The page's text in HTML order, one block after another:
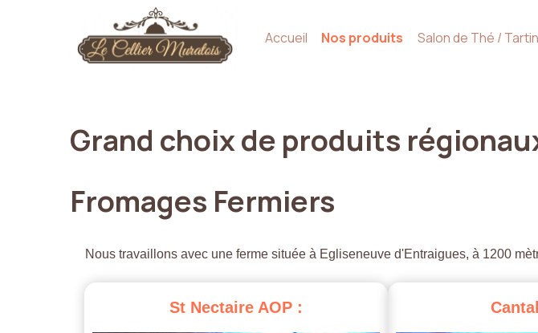
Accueil Nos produits Salon de Thé /
Grand choixde produits
Fromages Fermiers
Nous travaillons avec une ferme située à Egliseneuve d'Entraigues, à 1200
St Nectaire AOP : Cantal